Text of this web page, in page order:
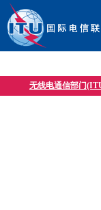
无线电通信部门